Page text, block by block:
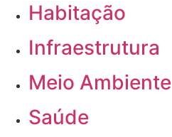
Habitação
Infraestrutura
Meio Ambiente
Saúde